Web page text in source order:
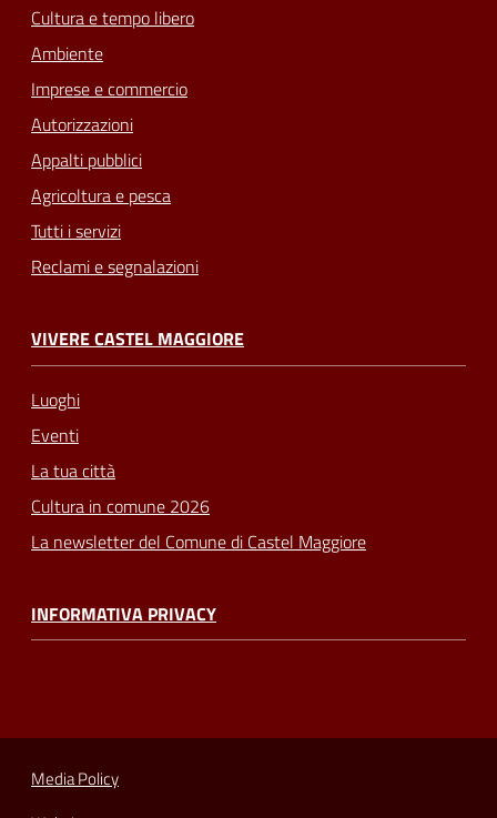
Cultura e tempo libero
Ambiente
Imprese e commercio
Autorizzazioni
Appalti pubblici
Agricoltura e pesca
Tutti i servizi
Reclami e segnalazioni
VIVERE CASTEL MAGGIORE
Luoghi
Eventi
La tua città
Cultura in comune 2026
La newsletter del Comune di Castel Maggiore
INFORMATIVA PRIVACY
Media Policy